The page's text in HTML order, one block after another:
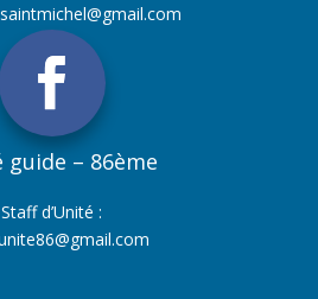
guide – 86ème
Staff d’Unité :